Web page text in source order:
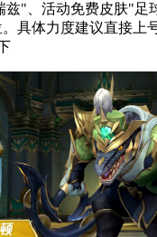
兹"、活动免费皮肤"足
。具体力度建议直接